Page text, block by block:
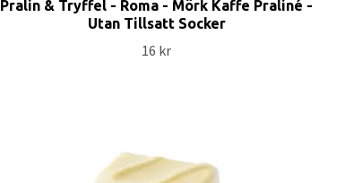
Pralin & Tryffel - Roma - Mörk Kaffe Praliné -
Utan Tillsatt Socker
16 kr